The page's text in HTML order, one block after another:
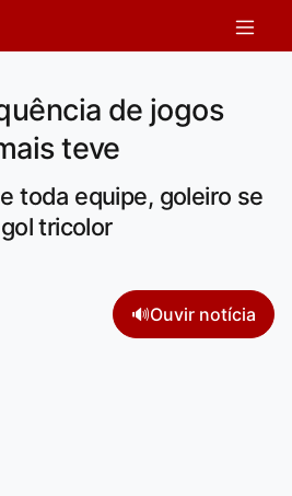
de jogos
teve
toda equipe, goleiro se
tricolor
🔊Ouvir notícia